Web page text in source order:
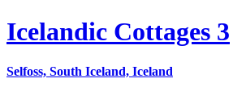
Icelandic Cottages 3
Selfoss, South Iceland, Iceland